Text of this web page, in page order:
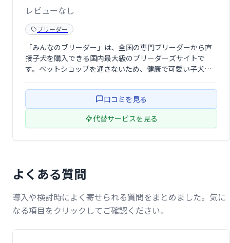
レビューなし
ブリーダー
「みんなのブリーダー」は、全国の専門ブリーダーから直
接子犬を購入できる国内最大級のブリーダーズサイトで
す。ペットショップを通さないため、健康で可愛い子犬を
あなたにぴったりの愛犬との出会いをサポートします。
口コミを見る
代替サービスを見る
よくある質問
導入や検討時によく寄せられる質問をまとめました。気に
なる項目をクリックしてご確認ください。